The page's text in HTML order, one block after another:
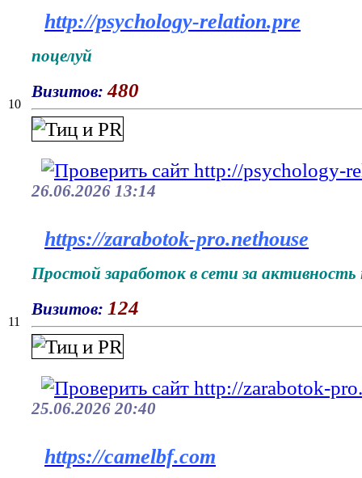
10
http://psychology-relation.pre
поцелуй
Визитов: 480
26.06.2026 13:14
11
https://zarabotok-pro.nethouse
Простой заработок в сети за активность
Визитов: 124
25.06.2026 20:40
https://camelbf.com